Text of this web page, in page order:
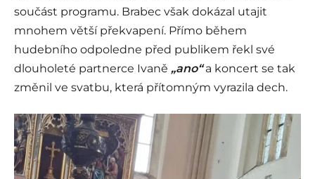
součást programu. Brabec však dokázal utajit
mnohem větší překvapení. Přímo během
hudebního odpoledne před publikem řekl své
dlouholeté partnerce Ivaně „ano“a koncert se tak
změnil ve svatbu, která přítomným vyrazila dech.